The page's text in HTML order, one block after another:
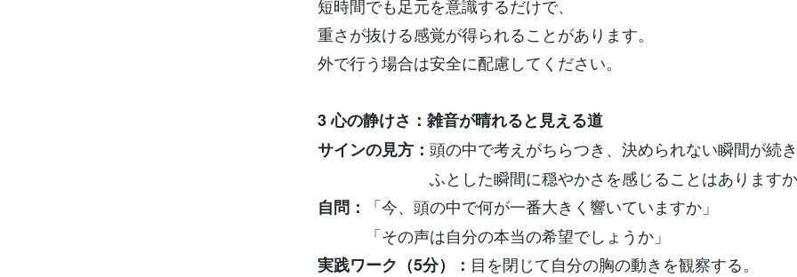
短時間でも足元を意識するだけで、
重さが抜ける感覚が得られることがあります。
外で行う場合は安全に配慮してください。
3 心の静けさ：雑音が晴れると見える道
サインの見方： 頭の中で考えがちらつき、決められない瞬間が続
ふとした瞬間に穏やかさを感じることはあります
自問：
「今、頭の中で何が一番大きく響いていますか」
「その声は自分の本当の希望でしょうか」
実践ワーク（5分）： 目を閉じて自分の胸の動きを観察する。